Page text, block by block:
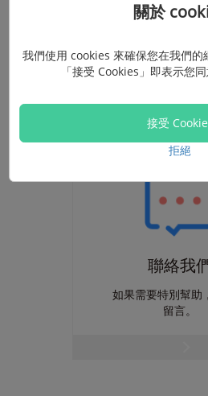
找回註冊
使用電郵地址和訂單編
聯絡我
如果需要特別幫助
留言。
關於
我們使用 cookies 來確保您在我們的
「接受 Cookies」即表示您
接受
拒絕